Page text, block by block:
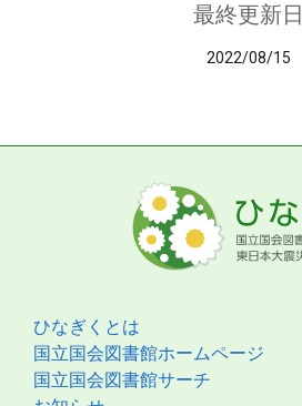
最終更新日
2022/08/15
ひなぎくとは
国立国会図書館ホームページ
国立国会図書館サーチ